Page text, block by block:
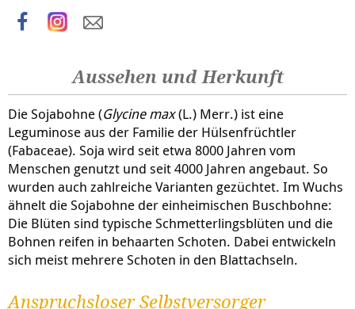
Aussehen und Herkunft
Die Sojabohne (Glycine max(L.) Merr.) ist eine
Leguminose aus der Familie der Hülsenfrüchtler
(Fabaceae). Soja wird seit etwa 8000 Jahren vom
Menschen genutzt und seit 4000 Jahren angebaut. So
wurden auch zahlreiche Varianten gezüchtet. Im Wuchs
ähnelt die Sojabohne der einheimischen Buschbohne:
Die Blüten sind typische Schmetterlingsblüten und die
Bohnen reifen in behaarten Schoten. Dabei entwickeln
sich meist mehrere Schoten in den Blattachseln.
Anspruchsloser Selbstversorger